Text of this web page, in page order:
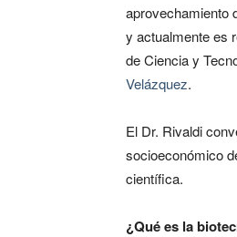
aprovechamiento
y actualmente es
de Ciencia y
Velázquez.
El Dr. Rivaldi
socioeconómico
científica.
¿Qué es la